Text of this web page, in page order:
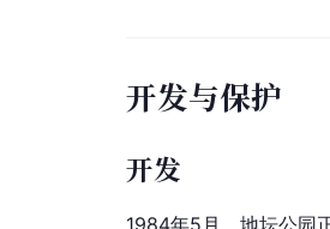
开发与保护
开发